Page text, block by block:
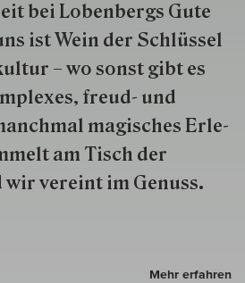
bei Lobenbergs Gute
ist Wein der Schlüs­sel
– wo sonst gibt es
freud- und
ma­gisch­es Er­le­
am Tisch der
ver­eint im Genuss.
Mehr erfahren